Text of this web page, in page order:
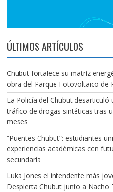
ÚLTIMOS ARTÍCULOS
Chubut fortalece su matriz
obra del Parque Fotovoltaico de
La Policía del Chubut desarticuló
tráfico de drogas sintéticas tras
meses
“Puentes Chubut”: estudiantes
experiencias académicas con
secundaria
Luka Jones el intendente más
Despierta Chubut junto a Nacho